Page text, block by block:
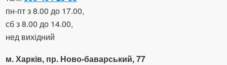
пн-пт з 8.00 до 17.00,
сб з 8.00 до 14.00,
нед вихідний
м. Харків, пр. Ново-баварський, 77